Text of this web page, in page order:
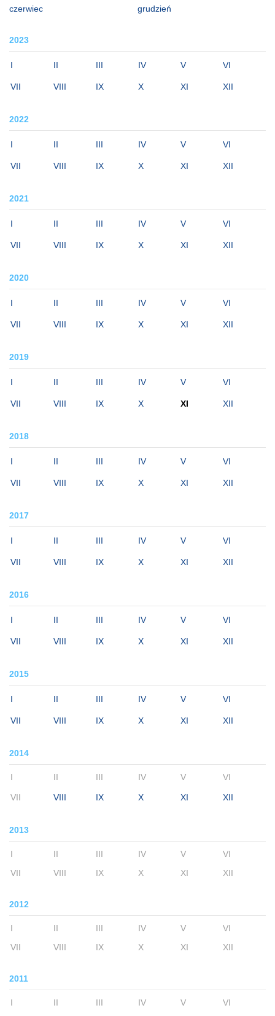
czerwiec grudzień
2023
I II III IV V VI
VII VIII IX X XI XII
2022
I II III IV V VI
VII VIII IX X XI XII
2021
I II III IV V VI
VII VIII IX X XI XII
2020
I II III IV V VI
VII VIII IX X XI XII
2019
I II III IV V VI
VII VIII IX X XI XII
2018
I II III IV V VI
VII VIII IX X XI XII
2017
I II III IV V VI
VII VIII IX X XI XII
2016
I II III IV V VI
VII VIII IX X XI XII
2015
I II III IV V VI
VII VIII IX X XI XII
2014
I II III IV V VI
VII VIII IX X XI XII
2013
I II III IV V
VI
VII
VIII IX X XI XII
2012
I II III IV V
VI
VII
VIII IX X XI XII
2011
I II III IV V
VI